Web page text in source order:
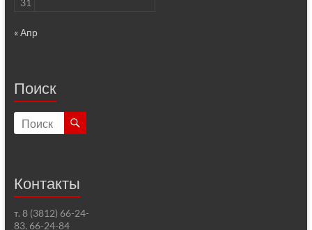
31
« Апр
Поиск
Контакты
т. 8 (3812) 66-24-
83, 66-24-84